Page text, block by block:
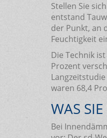
Stellen Sie
entstand
der Punkt, an
Feuchtigkeit
Die Technik
Prozent
waren 68,4
WAS
Bei